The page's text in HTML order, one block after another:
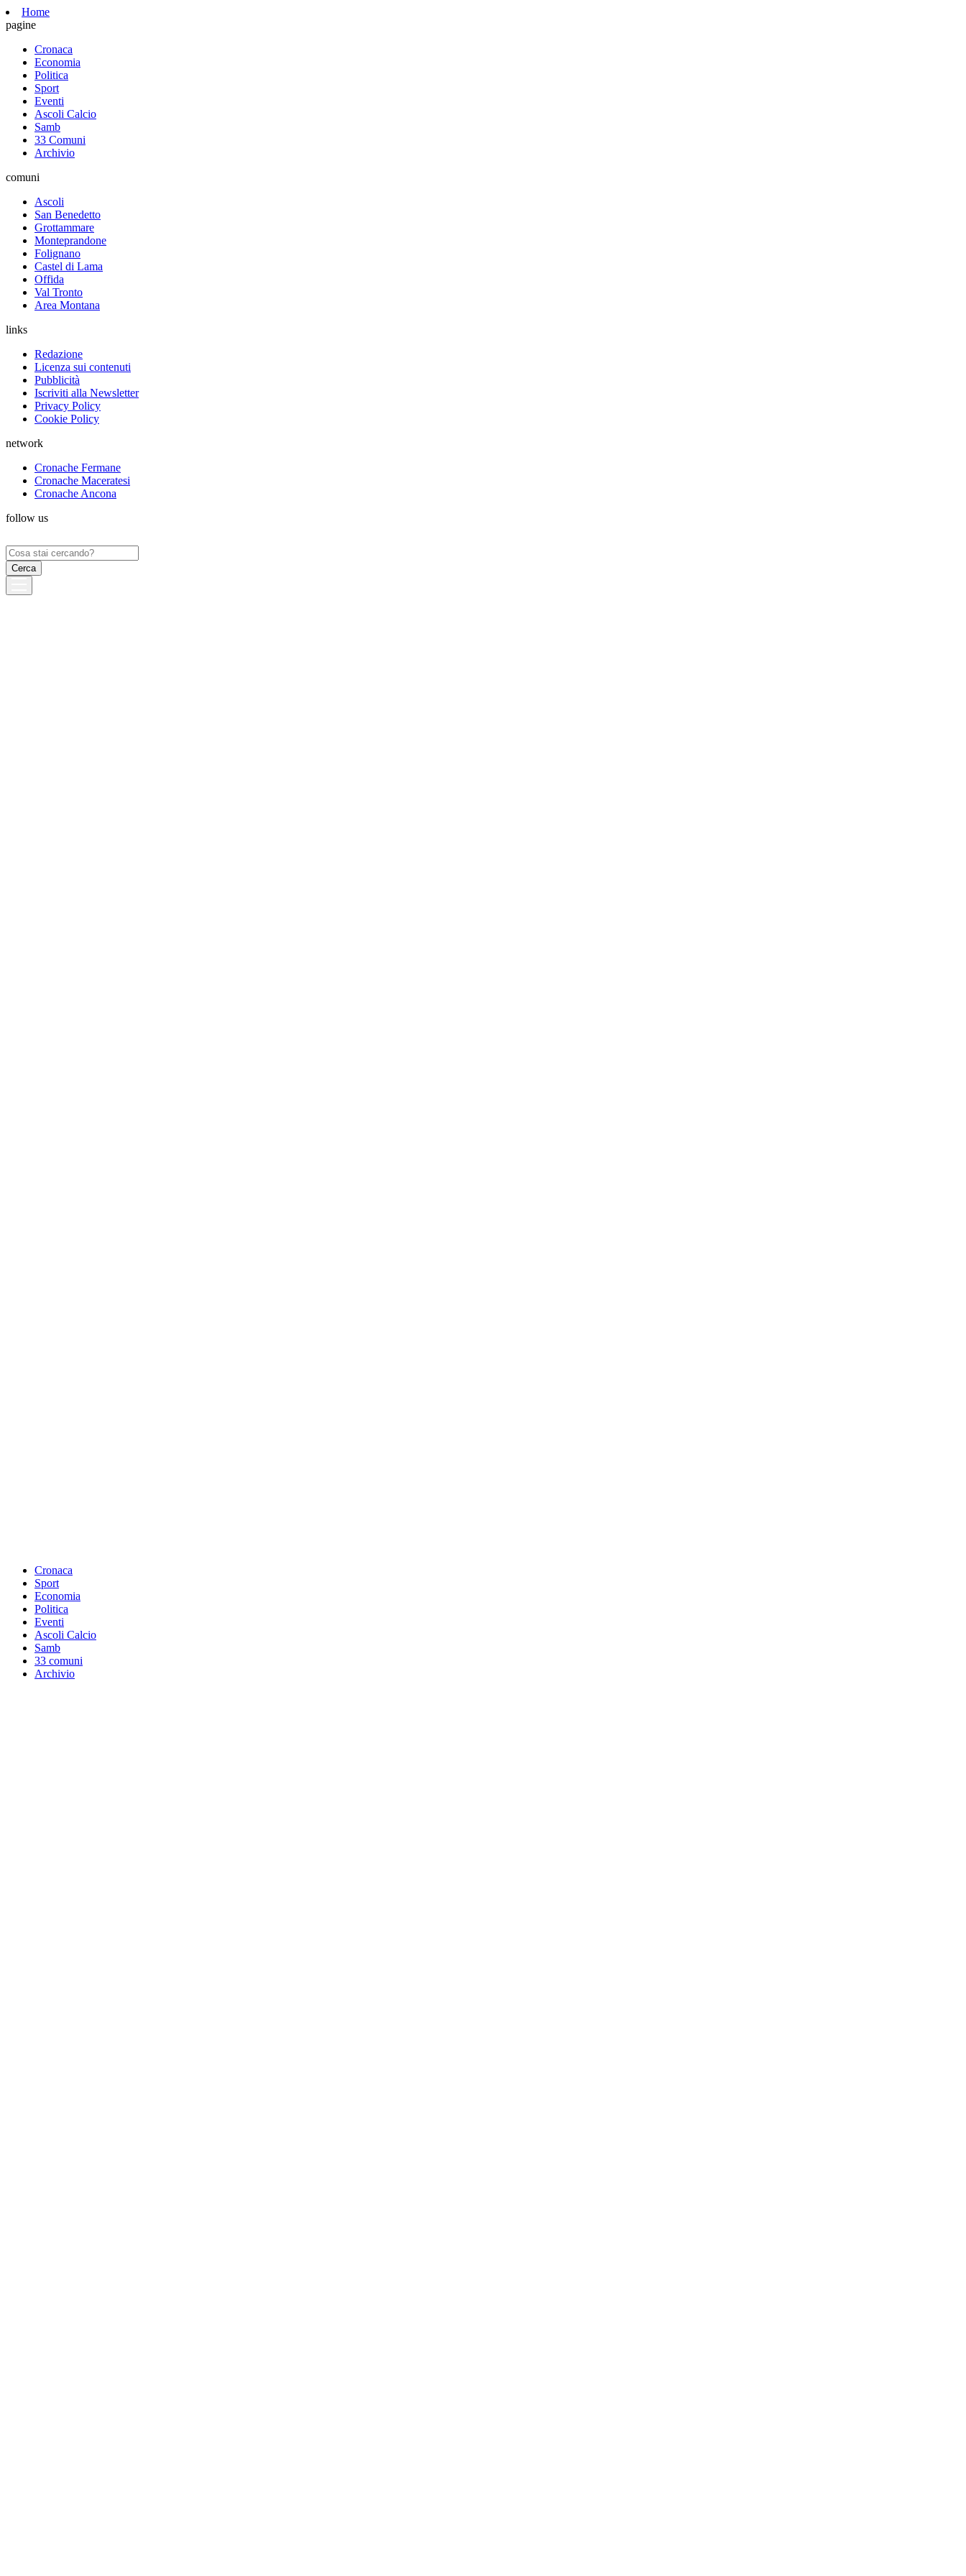
Home
pagine
Cronaca
Economia
Politica
Sport
Eventi
Ascoli Calcio
Samb
33 Comuni
Archivio
comuni
Ascoli
San Benedetto
Grottammare
Monteprandone
Folignano
Castel di Lama
Offida
Val Tronto
Area Montana
links
Redazione
Licenza sui contenuti
Pubblicità
Iscriviti alla Newsletter
Privacy Policy
Cookie Policy
network
Cronache Fermane
Cronache Maceratesi
Cronache Ancona
follow us
Ricerca
per:
Cronaca
Sport
Economia
Politica
Eventi
Ascoli Calcio
Samb
33 comuni
Archivio